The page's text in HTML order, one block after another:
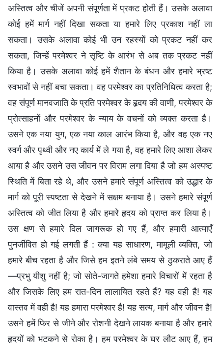
अस्तित्व और चीजें अपनी संपूर्णता में प्रकट होती हैं। उसके अलावा
कोई हमें मार्ग नहीं दिखा सकता या हमारे लिए प्रकाश नहीं ला
सकता। उसके अलावा कोई भी उन रहस्यों को प्रकट नहीं कर
सकता, जिन्हें परमेश्वर ने सृष्टि के आरंभ से अब तक प्रकट नहीं
किया है। उसके अलावा कोई हमें शैतान के बंधन और हमारे भ्रष्ट
स्वभावों से नहीं बचा सकता। वह परमेश्वर का प्रतिनिधित्व करता है;
वह संपूर्ण मानवजाति के प्रति परमेश्वर के हृदय की वाणी, परमेश्वर के
प्रोत्साहनों और परमेश्वर के न्याय के वचनों को व्यक्त करता है।
उसने एक नया युग, एक नया काल आरंभ किया है, और वह एक नए
स्वर्ग और पृथ्वी और नए कार्य में ले गया है, वह हमारे लिए आशा लेकर
आया है और उसने उस जीवन पर विराम लगा दिया है जो हम अस्पष्ट
स्थिति में बिता रहे थे, और उसने हमारे संपूर्ण अस्तित्व को उद्धार के
मार्ग को पूरी स्पष्टता से देखने में सक्षम बनाया है। उसने हमारे संपूर्ण
अस्तित्व को जीत लिया है और हमारे हृदय को प्राप्त कर लिया है।
उस क्षण से हमारे दिल जागरूक हो गए हैं, और हमारी आत्माएँ
पुनर्जीवित हो गई लगती हैं : क्या यह साधारण, मामूली व्यक्ति, जो
हमारे बीच रहता है और जिसे हम इतने लंबे समय से ठुकराते आए हैं
—प्रभु यीशु नहीं है; जो सोते-जागते हमेशा हमारे विचारों में रहता है
और जिसके लिए हम रात-दिन लालायित रहते हैं? यह वही है! यह
वास्तव में वही है! यह हमारा परमेश्वर है! यह सत्य, मार्ग और जीवन है!
उसने हमें फिर से जीने और रोशनी देखने लायक बनाया है और हमारे
हृदयों को भटकने से रोका है। हम परमेश्वर के घर लौट आए हैं, हम